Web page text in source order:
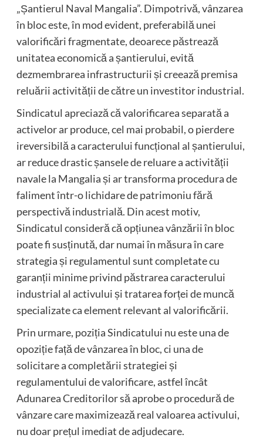
„Șantierul Naval Mangalia”. Dimpotrivă, vânzarea
în bloc este, în mod evident, preferabilă unei
valorificări fragmentate, deoarece păstrează
unitatea economică a șantierului, evită
dezmembrarea infrastructurii și creează premisa
reluării activității de către un investitor industrial.
Sindicatul apreciază că valorificarea separată a
activelor ar produce, cel mai probabil, o pierdere
ireversibilă a caracterului funcțional al șantierului,
ar reduce drastic șansele de reluare a activității
navale la Mangalia și ar transforma procedura de
faliment într-o lichidare de patrimoniu fără
perspectivă industrială. Din acest motiv,
Sindicatul consideră că opțiunea vânzării în bloc
poate fi susținută, dar numai în măsura în care
strategia și regulamentul sunt completate cu
garanții minime privind păstrarea caracterului
industrial al activului și tratarea forței de muncă
specializate ca element relevant al valorificării.
Prin urmare, poziția Sindicatului nu este una de
opoziție față de vânzarea în bloc, ci una de
solicitare a completării strategiei și
regulamentului de valorificare, astfel încât
Adunarea Creditorilor să aprobe o procedură de
vânzare care maximizează real valoarea activului,
nu doar prețul imediat de adjudecare.